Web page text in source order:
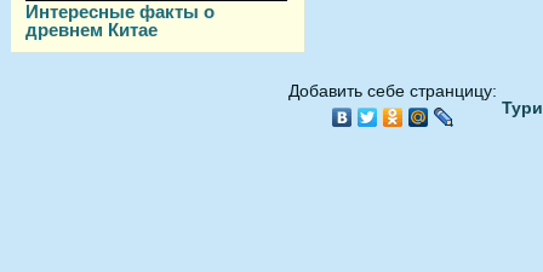
Интересные факты о
древнем Китае
Добавить себе странцицу: